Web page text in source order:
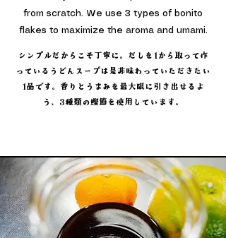
from scratch. We use 3 types of bonito
flakes to maximize the aroma and umami.
シンプルだからこそ丁寧に。だしを1から取って作
っているうどんスープは是非味わっていただきたい
1品です。香りとうまみを最大限に引き出せるよ
う、3種類の鰹節を使用しています。